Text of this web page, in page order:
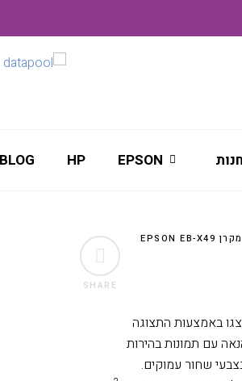
חנות EPSON
HP
SHARE
מקרן EPSON EB-X49
באמצעות התצוגה
עם תמונות בהירות
שחור עמוקים.